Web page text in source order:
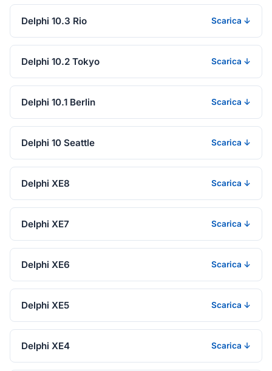
Delphi 10.3 Rio Scarica ↓
Delphi 10.2 Tokyo Scarica ↓
Delphi 10.1 Berlin Scarica ↓
Delphi 10 Seattle Scarica ↓
Delphi XE8 Scarica ↓
Delphi XE7 Scarica ↓
Delphi XE6 Scarica ↓
Delphi XE5 Scarica ↓
Delphi XE4 Scarica ↓